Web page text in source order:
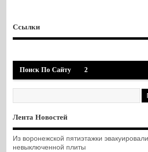
Ссылки
Поиск По Сайту 2
Лента Новостей
Из воронежской пятиэтажки
невыключенной плиты